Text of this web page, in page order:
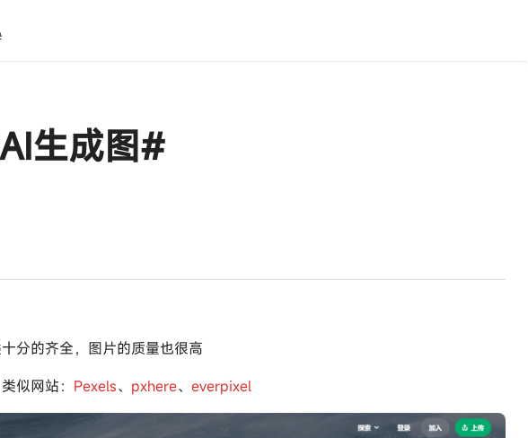
生成图#
分的齐全，图片的质量也很高
似网站： Pexels、 pxhere、 everpixel